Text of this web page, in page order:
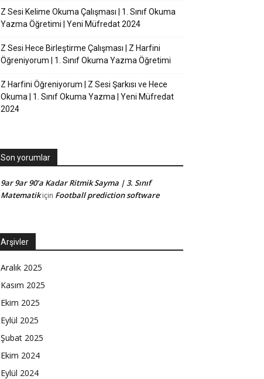
Z Sesi Kelime Okuma Çalışması | 1. Sınıf Okuma
Yazma Öğretimi | Yeni Müfredat 2024
Z Sesi Hece Birleştirme Çalışması | Z Harfini
Öğreniyorum | 1. Sınıf Okuma Yazma Öğretimi
Z Harfini Öğreniyorum | Z Sesi Şarkısı ve Hece
Okuma | 1. Sınıf Okuma Yazma | Yeni Müfredat
2024
Son yorumlar
9ar 9ar 90’a Kadar Ritmik Sayma | 3. Sınıf
Matematikiçin Football prediction software
Arşivler
Aralık 2025
Kasım 2025
Ekim 2025
Eylül 2025
Şubat 2025
Ekim 2024
Eylül 2024